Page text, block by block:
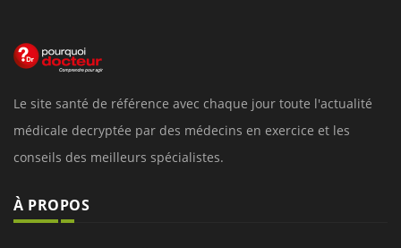
Le site santé de référence avec chaque jour toute l'actualité
médicale decryptée par des médecins en exercice et les
conseils des meilleurs spécialistes.
À PROPOS